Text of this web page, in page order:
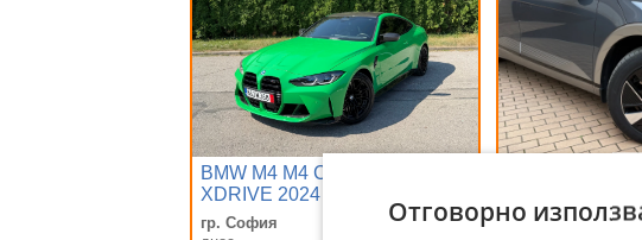
BMW M4 M4 COMPETITION
XDRIVE 2024 7200KM
INDIVIDUAL
гр. София
гр. София
Отговорно